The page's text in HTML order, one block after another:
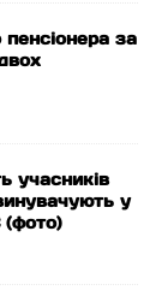
за
учасників
у
(фото)